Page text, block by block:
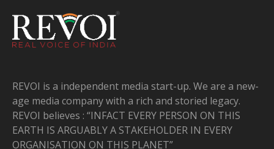
REVOI is a independent media start-up. We are a new-
age media company with a rich and storied legacy.
REVOI believes : “INFACT EVERY PERSON ON THIS
EARTH IS ARGUABLY A STAKEHOLDER IN EVERY
ORGANISATION ON THIS PLANET”